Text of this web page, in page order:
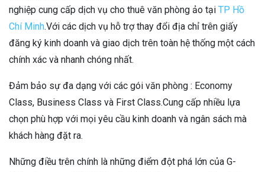
nghiệp cung cấp dịch vụ cho thuê văn phòng ảo tại TP Hồ
Chí Minh.Với các dịch vụ hỗ trợ thay đổi địa chỉ trên giấy
đăng ký kinh doanh và giao dịch trên toàn hệ thống một cách
chính xác và nhanh chóng nhất.
Đảm bảo sự đa dạng với các gói văn phòng : Economy
Class, Business Class và First Class.Cung cấp nhiều lựa
chọn phù hợp với mọi yêu cầu kinh doanh và ngân sách mà
khách hàng đặt ra.
Những điều trên chính là những điểm đột phá lớn của G-